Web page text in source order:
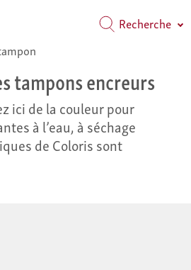
Recherche
tampons encreurs
ici de la couleur pour
à l’eau, à séchage
de Coloris sont